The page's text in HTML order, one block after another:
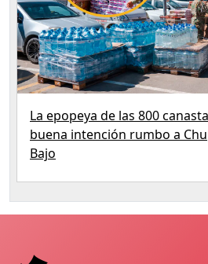
La epopeya de las 800
buena intención rumbo a
Bajo